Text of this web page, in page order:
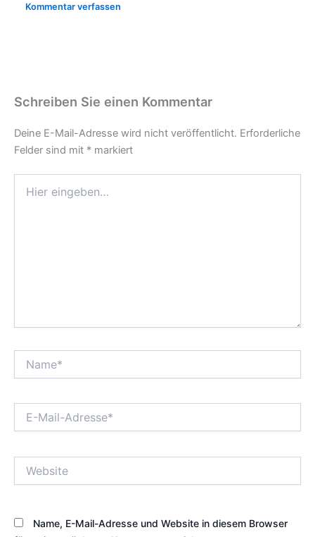
Kommentar verfassen
Schreiben Sie einen Kommentar
Deine E-Mail-Adresse wird nicht veröffentlicht. Erforderliche
Felder sind mit * markiert
eingeben…
Mail-
Name, E-Mail-Adresse und Website in diesem Browser